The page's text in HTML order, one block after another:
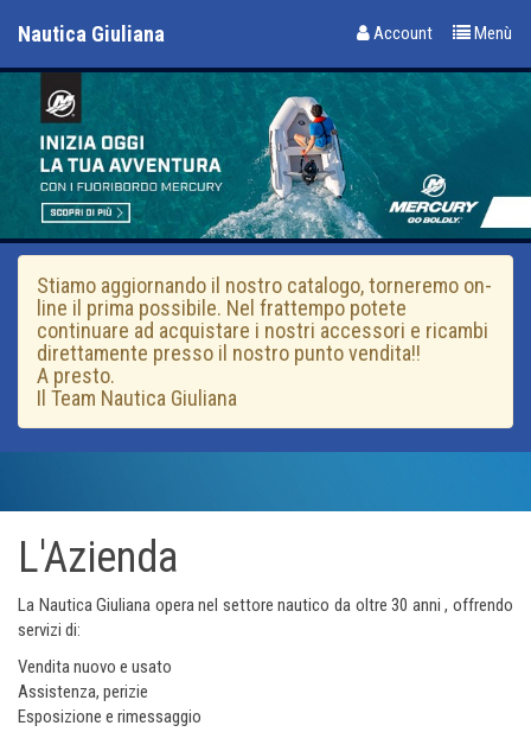
Menù
Account
Nautica Giuliana
Stiamo aggiornando il nostro catalogo, torneremo on-
line il prima possibile. Nel frattempo potete
continuare ad acquistare i nostri accessori e ricambi
direttamente presso il nostro punto vendita!!
A presto.
Il Team Nautica Giuliana
L'Azienda
La Nautica Giuliana opera nel settore nautico da oltre 30 anni , offrendo
servizi di:
Vendita nuovo e usato
Assistenza, perizie
Esposizione e rimessaggio